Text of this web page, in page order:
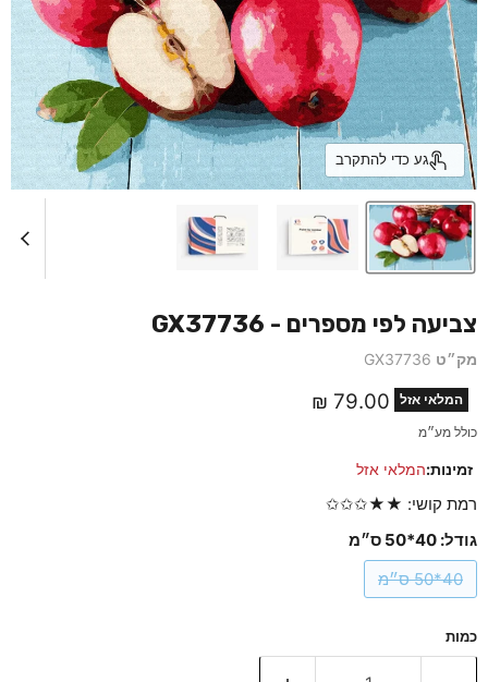
גע כדי להתקרב
צביעה לפי מספרים - GX37736
מק״ט GX37736
המלאי אזל מחיר נוכחי
79.00 ₪
כולל מע״מ
זמינות:המלאי אזל
רמת קושי: ★★✩✩✩
גודל: 40*50 ס״מ
40*50 ס״מ
כמות